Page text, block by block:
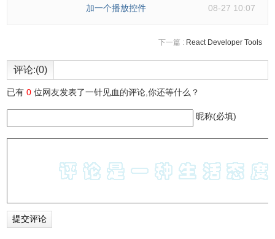
加一个播放控件
08-27 10:07
下一篇 : React Developer Tools
评论:(0)
已有0 位网友发表了一针见血的评论,你还等什么？
昵称(必填)